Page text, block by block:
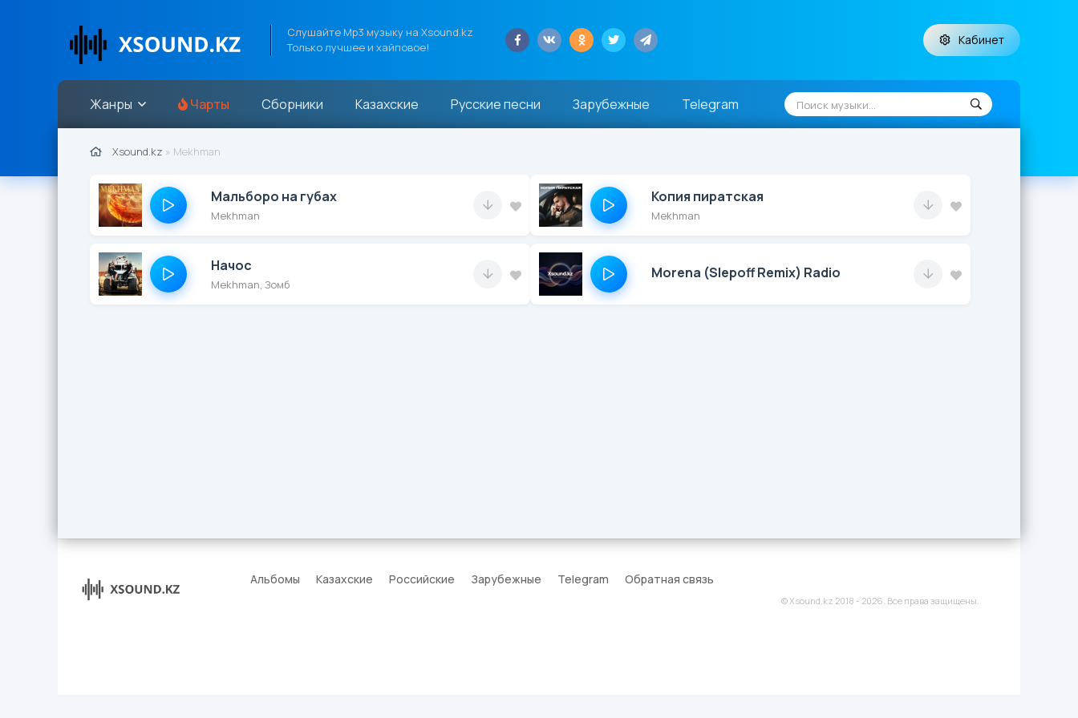
Слушайте Mp3 музыку на Xsound.kz
Только лучшее и хайповое!
Кабинет
Жанры Чарты Сборники Казахские Русские песни Зарубежные Telegram
Xsound.kz » Mekhman
Мальборо на губах
Mekhman
Копия пиратская
Mekhman
Начос
Mekhman, Зомб
Morena (Slepoff Remix) Radio
Альбомы Казахские Российские Зарубежные Telegram Обратная связь
© Xsound.kz 2018 - 2026. Все права защищены.